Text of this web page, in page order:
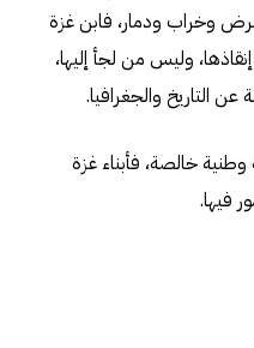
وخراب ودمار، فابن غزة
وليس من لجأ إليها،
التاريخ والجغرافيا.
خالصة، فأبناء غزة
فيها.